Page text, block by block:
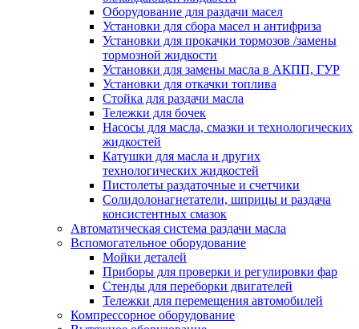
Оборудование для раздачи масел
Установки для сбора масел и антифриза
Установки для прокачки тормозов /замены
тормозной жидкости
Установки для замены масла в АКПП, ГУР
Установки для откачки топлива
Стойка для раздачи масла
Тележки для бочек
Насосы для масла, смазки и технологических
жидкостей
Катушки для масла и других
технологических жидкостей
Пистолеты раздаточные и счетчики
Солидолонагнетатели, шприцы и раздача
консистентных смазок
Автоматическая система раздачи масла
Вспомогательное оборудование
Мойки деталей
Приборы для проверки и регулировки фар
Стенды для переборки двигателей
Тележки для перемещения автомобилей
Компрессорное оборудование